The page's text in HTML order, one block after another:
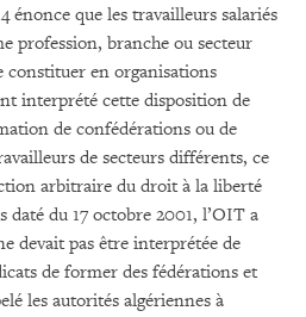
énonce que les travailleurs salariés
profession, branche ou secteur
constituer en organisations
interprété cette disposition de
de confédérations ou de
de secteurs différents, ce
arbitraire du droit à la liberté
daté du 17 octobre 2001, l’OIT a
devait pas être interprétée de
de former des fédérations et
les autorités algériennes à